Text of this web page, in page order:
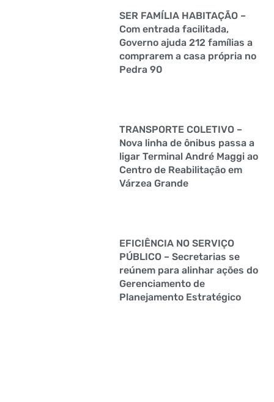
SER FAMÍLIA HABITAÇÃO –
Com entrada facilitada,
Governo ajuda 212 famílias a
comprarem a casa própria no
Pedra 90
TRANSPORTE COLETIVO –
Nova linha de ônibus passa a
ligar Terminal André Maggi ao
Centro de Reabilitação em
Várzea Grande
EFICIÊNCIA NO SERVIÇO
PÚBLICO – Secretarias se
reúnem para alinhar ações do
Gerenciamento de
Planejamento Estratégico